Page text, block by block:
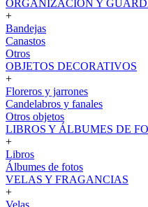
ORGANIZACIÓN Y
+
Bandejas
Canastos
Otros
OBJETOS DECORATIVOS
+
Floreros y jarrones
Candelabros y fanales
Otros objetos
LIBROS Y ÁLBUMES DE
+
Libros
Álbumes de fotos
VELAS Y FRAGANCIAS
+
Velas